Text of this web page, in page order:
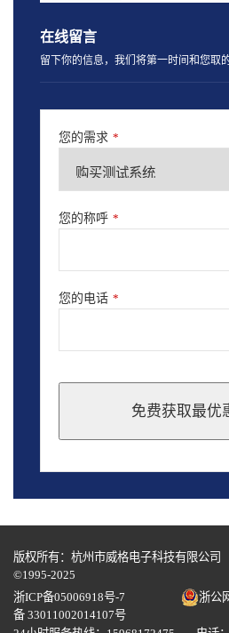
在线留言
留下你的信息，我们将第一时间和您取的
您的需求 *
您的称呼 *
您的电话 *
免费获取最优
should
blank
版权所有：杭州市威格电子科技有限公司
©1995-2025
浙ICP备05006918号-7
浙公
备 33011002014107号